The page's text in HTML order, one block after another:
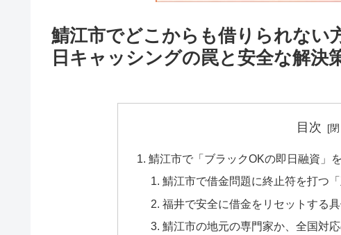
鯖江市でどこからも借りられない
日キャッシングの罠と安全な解決
目次
鯖江市で「ブラックOKの即日融資」
鯖江市で借金問題に終止符を打つ「
福井で安全に借金をリセットする
鯖江市の地元の専門家か、全国対